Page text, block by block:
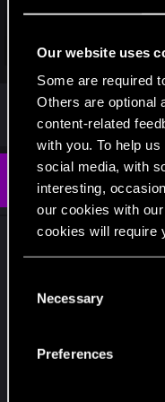
Our website uses
Some are required
Others are optional
content-related
with you. To help
social media, with
interesting,
our cookies with
cookies will require
and tweak your
Necessary
Preferences
Frycek i Mateusz
halconnero
Bawię się z jedynką
hardcore. Trochę
Natomiast
cutscenek